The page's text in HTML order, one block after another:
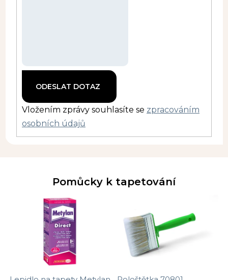
Vložením zprávy souhlasíte se zpracováním
osobních údajů
Pomůcky k tapetování